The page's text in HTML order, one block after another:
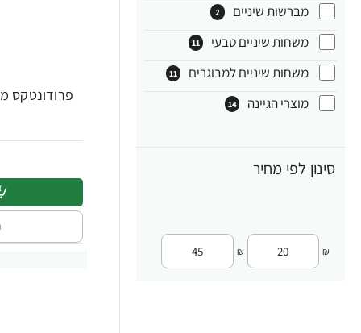
מברשות שיניים 2
משחות שיניים טבעי 11
משחות שיניים למבוגרים 11
מוצרי הגיינה 14
סינון לפי מחיר
₪
₪
פרודונטקס